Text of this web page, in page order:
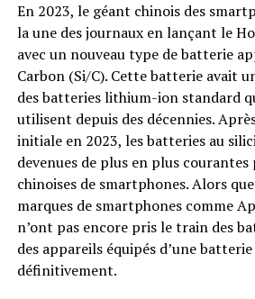
En 2023, le géant chinois des
la une des journaux en lançant le
avec un nouveau type de batterie
Carbon (Si/C). Cette batterie avait
des batteries lithium-ion standard
utilisent depuis des décennies.
initiale en 2023, les batteries au
devenues de plus en plus
chinoises de smartphones. Alors
marques de smartphones comme
n’ont pas encore pris le train des
des appareils équipés d’une
définitivement.